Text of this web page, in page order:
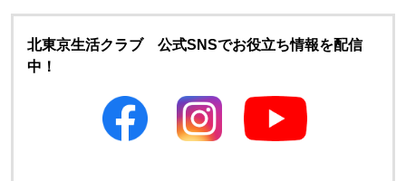
北東京生活クラブ 公式SNSでお役立ち情報を配信
中！